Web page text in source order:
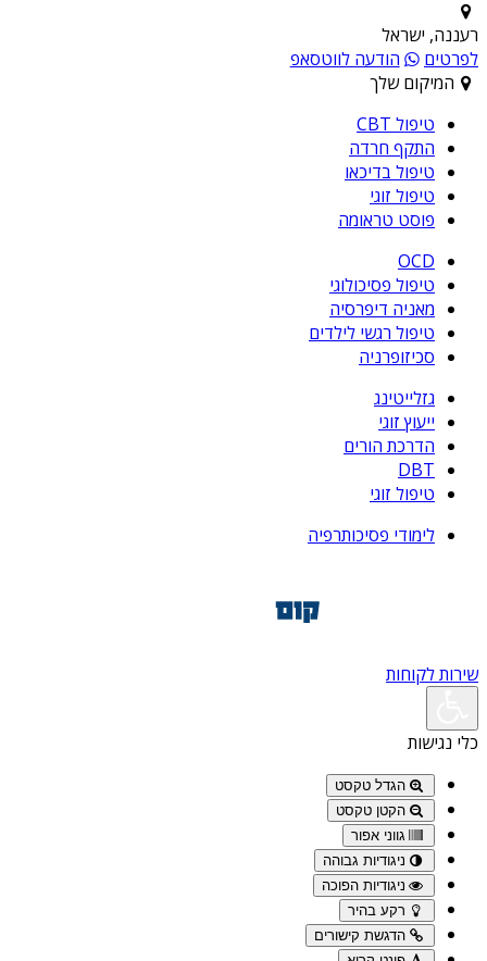
רעננה, ישראל
לפרטים
הודעה לווטסאפ
המיקום שלך
טיפול CBT
התקף חרדה
טיפול בדיכאו
טיפול זוגי
פוסט טראומה
OCD
טיפול פסיכולוגי
מאניה דיפרסיה
טיפול רגשי לילדים
סכיזופרניה
גזלייטינג
ייעוץ זוגי
הדרכת הורים
DBT
טיפול זוגי
לימודי פסיכותרפיה
שירות לקוחות
כלי נגישות
הגדל טקסט
הקטן טקסט
גווני אפור
ניגודיות גבוהה
ניגודיות הפוכה
רקע בהיר
הדגשת קישורים